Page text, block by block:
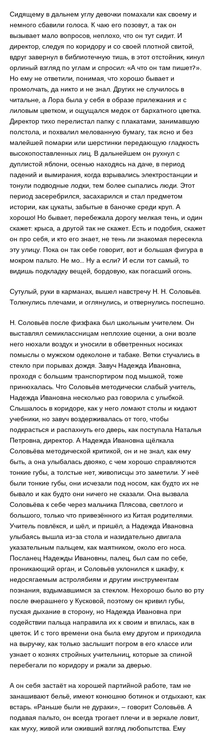
Сидящему в дальнем углу девочки помахали как своему и
немного сбавили голоса. К чаю его позовут, а так он
вызывает мало вопросов, неплохо, что он тут сидит. И
директор, следуя по коридору и со своей плотной свитой,
вдруг завернул в библиотечную тишь, в этот отстойник, кинул
орлиный взгляд по углам и спросил: «А что он там пишет?».
Но ему не ответили, понимая, что хорошо бывает и
промолчать, да никто и не знал. Других не случилось в
читальне, а Лора была у себя в образе прилежания и с
лиловым цветком, и ощущался медок от бархатного цветка.
Директор тихо перелистал папку с плакатами, занимавшую
полстола, и похвалил мелованную бумагу, так ясно и без
малейшей помарки или шерстинки передающую гладкость
высокопоставленных лиц. В дальнейшем он рухнул с
дуплистой яблони, осенью находясь на даче, в период
падений и вымирания, когда взрывались электростанции и
тонули подводные лодки, тем более сыпались люди. Этот
период засеребрился, засахарился и стал предметом
истории, как цукаты, забытые в баночке среди круп. А
хорошо! Но бывает, перебежала дорогу мелкая тень, и один
скажет: крыса, а другой так не скажет. Есть и подобия, скажет
он про себя, и кто его знает, не тень ли знакомая пересекла
эту улицу. Пока он так себе говорит, вот и большая фигура в
мокром пальто. Не мо… Ну а если? И если тот самый, то
видишь подкладку вещей, бордовую, как погасший огонь.
Сутулый, руки в карманах, вышел навстречу Н. Н. Соловьёв.
Толкнулись плечами, и оглянулись, и отвернулись поспешно.
Н. Соловьёв после физфака был школьным учителем. Он
выставлял семиклассницам неплохие оценки, а они возле
него нюхали воздух и уносили в обветренных носиках
помыслы о мужском одеколоне и табаке. Ветки стучались в
стекло при порывах дождя. Завуч Надежда Ивановна,
проходя с большим транспортиром под мышкой, тоже
принюхалась. Что Соловьёв методически слабый учитель,
Надежда Ивановна несколько раз говорила с улыбкой.
Слышалось в коридоре, как у него ломают столы и кидают
учебники, но завуч воздерживалась от того, чтобы
подкрасться и распахнуть его дверь, как поступала Наталья
Петровна, директор. А Надежда Ивановна щёлкала
Соловьёва методической критикой, он и не знал, как ему
быть, а она улыбалась двояко, с чем хорошо справляются
тонкие губы, а толстые нет, живописцы это заметили. У неё
были тонкие губы, они исчезали под носом, как будто их не
бывало и как будто они ничего не сказали. Она вызвала
Соловьёва к себе через мальчика Плясова, светлого и
большого, только что привезённого из Китая родителями.
Учитель повлёкся, и шёл, и пришёл, а Надежда Ивановна
улыбаясь вышла из-за стола и назидательно двигала
указательным пальцем, как маятником, около его носа.
Посланец Надежды Ивановны, палец, был сам по себе,
проникающий орган, и Соловьёв уклонился к шкафу, к
недосягаемым астролябиям и другим инструментам
познания, вздымавшимся за стеклом. Нехорошо было во рту
после вчерашнего у Кусковой, поэтому он кривил губы,
пуская дыхание в сторону, но Надежда Ивановна при
содействии пальца направила их к своим и впилась, как в
цветок. И с того времени она была ему другом и приходила
на выручку, как только заслышит погром в его классе или
узнает о кознях стройных учительниц, которые за спиной
перебегали по коридору и ржали за дверью.
А он себя застаёт на хорошей партийной работе, там не
занашивают бельё, имеют конюшню ботинок и отдыхают, как
встарь. «Раньше были не дураки», ‒ говорит Соловьёв. А
подавая пальто, он всегда трогает плечи и в зеркале ловит,
как муху, живой или оживший взгляд любопытства. Ему